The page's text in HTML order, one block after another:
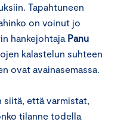
Tapahtuneen
on voinut jo
hankejohtaja Panu
kalastelun suhteen
ovat avainasemassa.
siitä, että varmistat,
tilanne todella